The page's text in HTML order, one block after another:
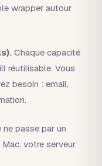
wrapper autour
Chaque capacité
réutilisable. Vous
besoin : email,
ne passe par un
votre serveur